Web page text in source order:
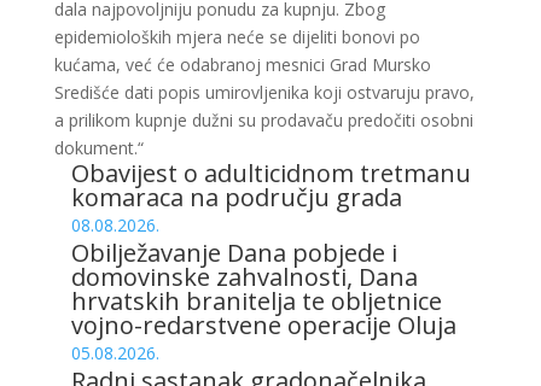
dala najpovoljniju ponudu za kupnju. Zbog
epidemioloških mjera neće se dijeliti bonovi po
kućama, već će odabranoj mesnici Grad Mursko
Središće dati popis umirovljenika koji ostvaruju pravo,
a prilikom kupnje dužni su prodavaču predočiti osobni
dokument.“
Obavijest o adulticidnom tretmanu
komaraca na području grada
08.08.2026.
Obilježavanje Dana pobjede i
domovinske zahvalnosti, Dana
hrvatskih branitelja te obljetnice
vojno-redarstvene operacije Oluja
05.08.2026.